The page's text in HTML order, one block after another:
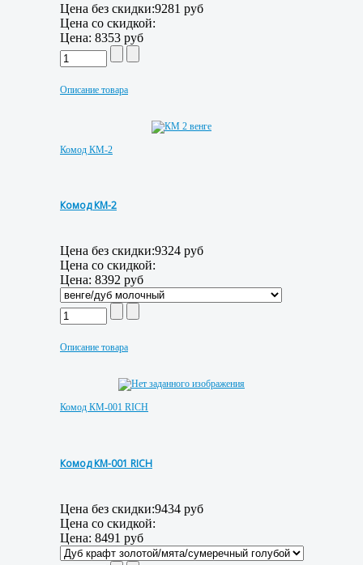
Цена без скидки:9281 руб
Цена со скидкой:
Цена: 8353 руб
Описание товара
Комод КМ-2
Комод КМ-2
Цена без скидки:9324 руб
Цена со скидкой:
Цена: 8392 руб
Описание товара
Комод КМ-001 RICH
Комод КМ-001 RICH
Цена без скидки:9434 руб
Цена со скидкой:
Цена: 8491 руб